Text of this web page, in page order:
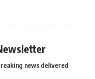
news delivered